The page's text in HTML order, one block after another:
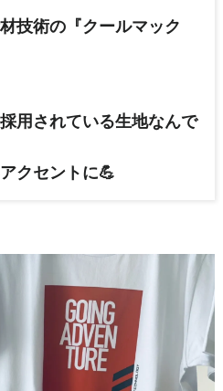
技術の『クールマック
用されている生地なんで
クセントに💪